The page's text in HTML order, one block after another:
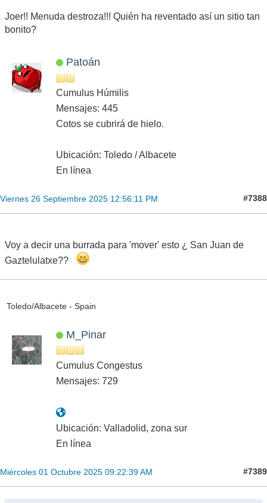
Joer!! Menuda destroza!!! Quién ha reventado así un sitio tan
bonito?
Patoán
Cumulus Húmilis
Mensajes: 445
Cotos se cubrirá de hielo.
Ubicación: Toledo / Albacete
En línea
Viernes 26 Septiembre 2025 12:56:11 PM #7388
Voy a decir una burrada para 'mover' esto ¿ San Juan de
Gaztelulatxe??
Toledo/Albacete - Spain
M_Pinar
Cumulus Congestus
Mensajes: 729
Ubicación: Valladolid, zona sur
En línea
Miércoles 01 Octubre 2025 09:22:39 AM #7389